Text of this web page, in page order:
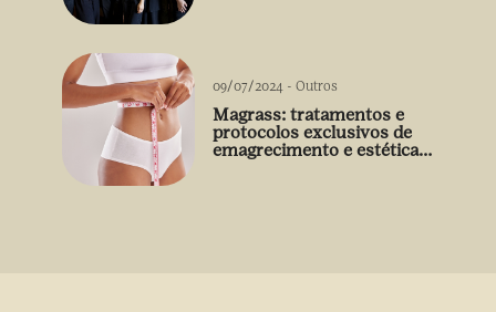
09/07/2024 - Outros
Magrass: tratamentos e
protocolos exclusivos de
emagrecimento e estética